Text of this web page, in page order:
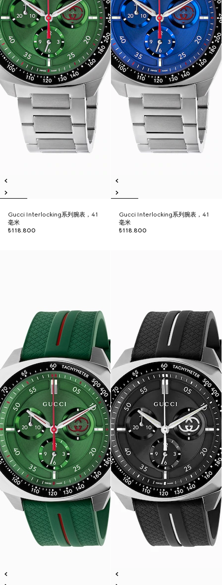
Gucci Interlocking系列腕表，41
毫米
₺118.800
Gucci Interlocking系列腕表，41
毫米
₺118.800